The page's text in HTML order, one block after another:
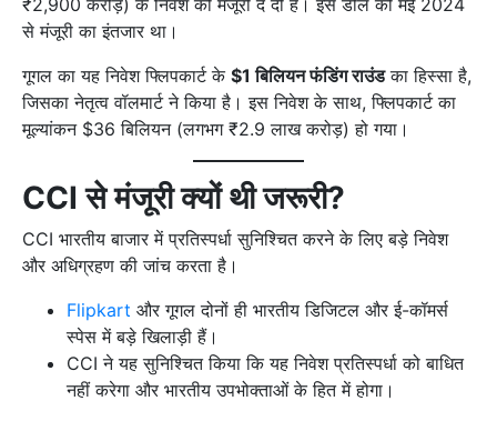
से मंजूरी का इंतजार था।
गूगल का यह निवेश फ्लिपकार्ट के $1 बिलियन फंडिंग राउंडका हिस्सा है,
जिसका नेतृत्व वॉलमार्ट ने किया है। इस निवेश के साथ, फ्लिपकार्ट का
मूल्यांकन $36 बिलियन (लगभग ₹2.9 लाख करोड़) हो गया।
CCI से मंजूरी क्यों थी जरूरी?
CCI भारतीय बाजार में प्रतिस्पर्धा सुनिश्चित करने के लिए बड़े निवेश
और अधिग्रहण की जांच करता है।
Flipkart और गूगल दोनों ही भारतीय डिजिटल और ई-कॉमर्स
स्पेस में बड़े खिलाड़ी हैं।
CCI ने यह सुनिश्चित किया कि यह निवेश प्रतिस्पर्धा को बाधित
नहीं करेगा और भारतीय उपभोक्ताओं के हित में होगा।